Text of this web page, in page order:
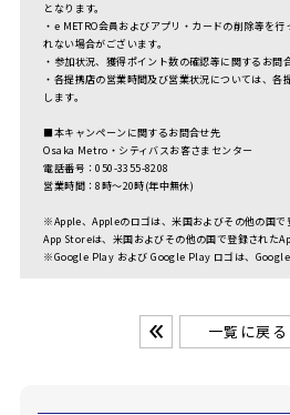
となります。
・e METRO会員およびアプリ・カードの削除等を
れない場合がございます。
・参加状況、獲得ポイント数の確認等に関するお問
・各提携店の営業時間及び営業状況については、各
します。
■本キャンペーンに関するお問合せ先
Osaka Metro・シティバスお客さまセンター
電話番号：050-3355-8208
営業時間：8時～20時(年中無休)
※Apple、Appleのロゴは、米国およびその他の国で
App Storeは、米国およびその他の国で登録された
※Google Play および Google Play ロゴは、Google
一覧に戻る